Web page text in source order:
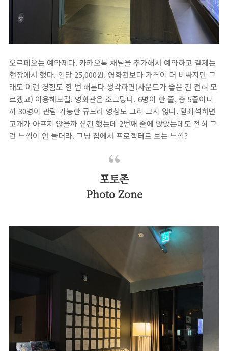
오르페오는 예약제다. 카카오톡 채널을 추가해서 예약하고 결제는
현장에서 했다. 인당 25,000원. 영화관보다 가격이 더 비싸지만 그
래도 이런 경험도 한 번 해본다 생각하면(사운드가 좋은 건 전혀 모
르겠고) 이용해보길. 영화관은 조그맣다. 6명이 한 줄, 총 5줄이니
까 30명이 관람 가능한 규모라 영상도 그리 크지 않다. 앞좌석하면
고개가 아프지 않을까 싶긴 했는데 2번째 줄에 앉았는데도 전혀 그
런 느낌이 안 들더라. 그냥 집에서 프로젝터로 보는 느낌?
포토존
Photo Zone